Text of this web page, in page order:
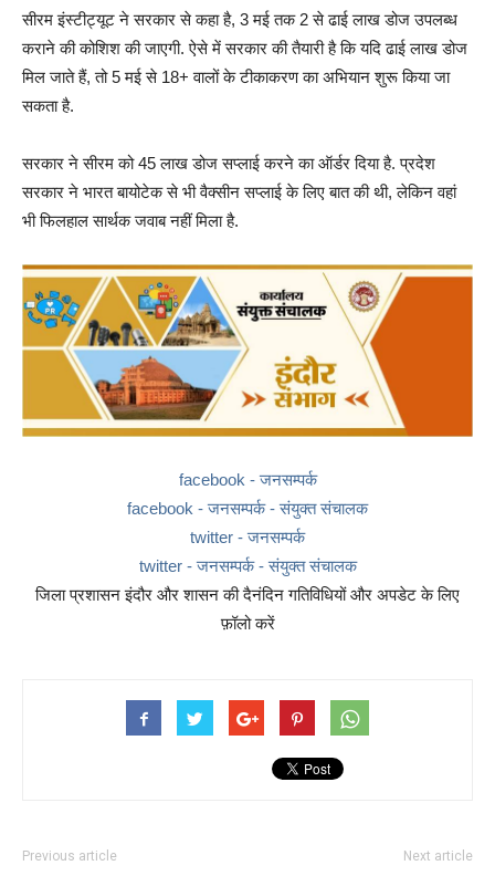
सीरम इंस्टीट्यूट ने सरकार से कहा है, 3 मई तक 2 से ढाई लाख डोज उपलब्ध
कराने की कोशिश की जाएगी. ऐसे में सरकार की तैयारी है कि यदि ढाई लाख डोज
मिल जाते हैं, तो 5 मई से 18+ वालों के टीकाकरण का अभियान शुरू किया जा
सकता है.
सरकार ने सीरम को 45 लाख डोज सप्लाई करने का ऑर्डर दिया है. प्रदेश
सरकार ने भारत बायोटेक से भी वैक्सीन सप्लाई के लिए बात की थी, लेकिन वहां
भी फिलहाल सार्थक जवाब नहीं मिला है.
facebook - जनसम्पर्क
facebook - जनसम्पर्क - संयुक्त संचालक
twitter - जनसम्पर्क
twitter - जनसम्पर्क - संयुक्त संचालक
जिला प्रशासन इंदौर और शासन की दैनंदिन गतिविधियों और अपडेट के लिए
फ़ॉलो करें
Previous article Next article